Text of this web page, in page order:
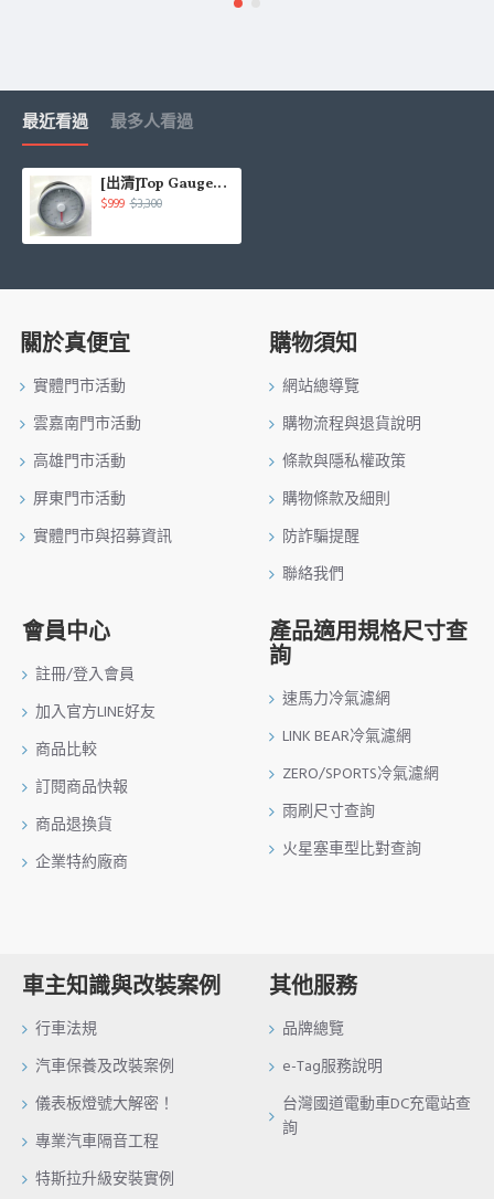
最近看過 最多人看過
[出清]Top Gauge賽車錶(紅藍雙色白底)60mm油溫錶
$999 $3,300
關於真便宜
實體門市活動
雲嘉南門市活動
高雄門市活動
屏東門市活動
實體門市與招募資訊
購物須知
網站總導覽
購物流程與退貨說明
條款與隱私權政策
購物條款及細則
防詐騙提醒
聯絡我們
會員中心
註冊/登入會員
加入官方LINE好友
商品比較
訂閱商品快報
商品退換貨
企業特約廠商
產品適用規格尺寸查
詢
速馬力冷氣濾網
LINK BEAR冷氣濾網
ZERO/SPORTS冷氣濾網
雨刷尺寸查詢
火星塞車型比對查詢
車主知識與改裝案例
行車法規
汽車保養及改裝案例
儀表板燈號大解密！
專業汽車隔音工程
特斯拉升級安裝實例
其他服務
品牌總覽
e-Tag服務說明
台灣國道電動車DC充電站查
詢